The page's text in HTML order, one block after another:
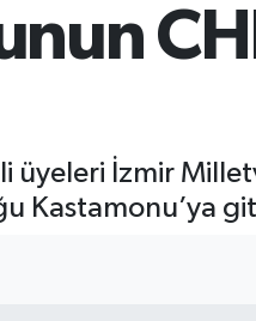
üyeleri İzmir
Kastamonu’ya